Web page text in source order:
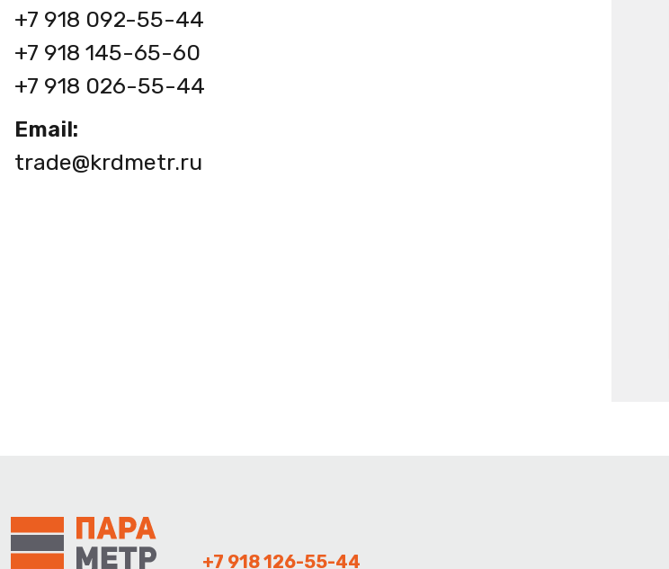
+7 918 092-55-44
+7 918 145-65-60
+7 918 026-55-44
Email:
trade@krdmetr.ru
+7 918 126-55-44